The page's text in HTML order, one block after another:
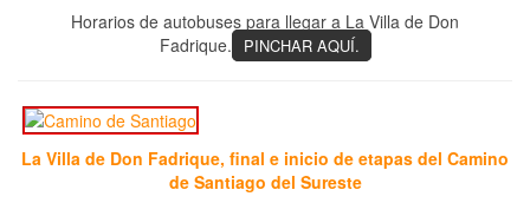
Horarios de autobuses para llegar a La Villa de Don
Fadrique.
PINCHAR AQUÍ.
La Villa de Don Fadrique, final e inicio de etapas del Camino
de Santiago del Sureste